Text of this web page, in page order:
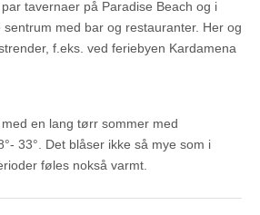
tavernaer på Paradise Beach og i
med bar og restauranter. Her og
f.eks. ved feriebyen Kardamena
en lang tørr sommer med
33°. Det blåser ikke så mye som i
føles nokså varmt.